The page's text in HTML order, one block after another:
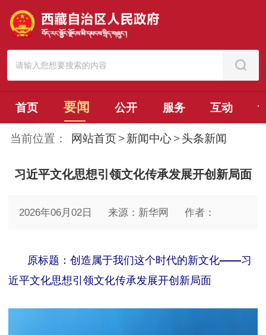
首页 要闻 公开 服务 互动
当前位置： 网站首页 > 新闻中心 > 头条新闻
习近平文化思想引领文化传承发展开创新局面
2026年06月02日 来源：新华网 作者：
原标题：创造属于我们这个时代的新文化——习
近平文化思想引领文化传承发展开创新局面